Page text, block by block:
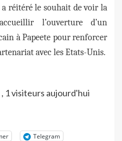
réitéré le souhait de voir la
l’ouverture d’un
à Papeete pour renforcer
avec les Etats-Unis.
, 1 visiteurs aujourd'hui
Telegram